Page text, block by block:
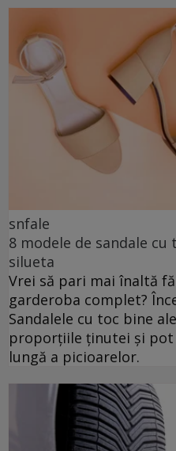
snfale
8 modele de sandale cu
silueta
Vrei să pari mai înaltă
garderoba complet?
Sandalele cu toc bine
proporțiile ținutei și pot
lungă a picioarelor.